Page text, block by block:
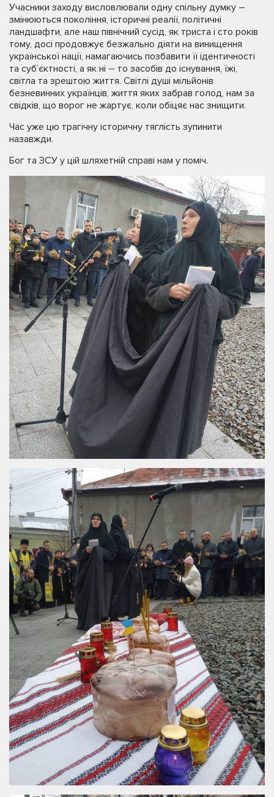
Учасники заходу висловлювали одну спільну думку –
змінюються покоління, історичні реалії, політичні
ландшафти, але наш північний сусід, як триста і сто років
тому, досі продовжує безжально діяти на винищення
української нації, намагаючись позбавити її ідентичності
та суб’єктності, а як ні – то засобів до існування, їжі,
світла та зрештою життя. Світлі душі мільйонів
безневинних українців, життя яких забрав голод, нам за
свідків, що ворог не жартує, коли обіцяє нас знищити.
Час уже цю трагічну історичну тяглість зупинити
назавжди.
Бог та ЗСУ у цій шляхетній справі нам у поміч.